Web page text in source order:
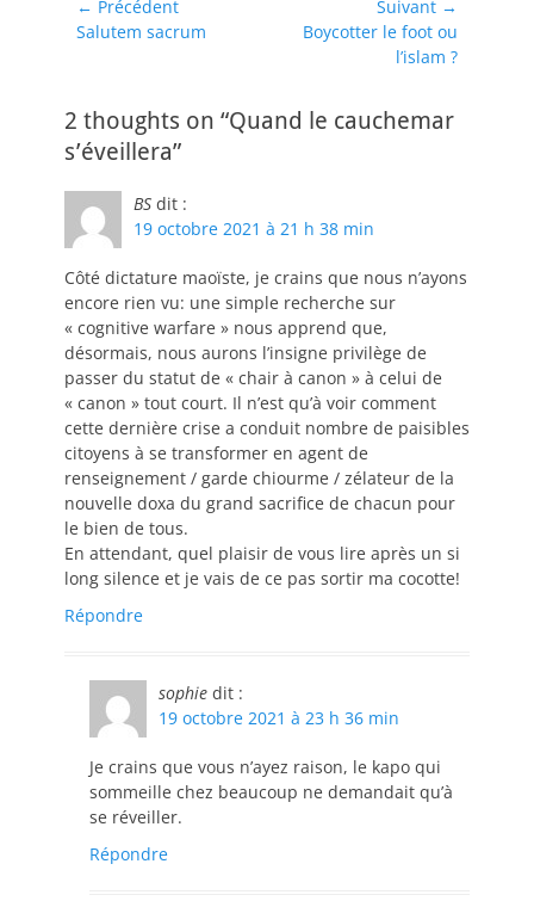
Navigation
de
← Précédent
Article
Salutem sacrum
Suivant →
ArticleBoycotter le foot ou
l’islam ?
2 thoughts on “Quand le cauchemar
s’éveillera”
BS dit :
19 octobre 2021 à 21 h 38 min
Côté dictature maoïste, je crains que nous n’ayons
encore rien vu: une simple recherche sur
« cognitive warfare » nous apprend que,
désormais, nous aurons l’insigne privilège de
passer du statut de « chair à canon » à celui de
« canon » tout court. Il n’est qu’à voir comment
cette dernière crise a conduit nombre de paisibles
citoyens à se transformer en agent de
renseignement / garde chiourme / zélateur de la
nouvelle doxa du grand sacrifice de chacun pour
le bien de tous.
En attendant, quel plaisir de vous lire après un si
long silence et je vais de ce pas sortir ma cocotte!
Répondre
sophie dit :
19 octobre 2021 à 23 h 36 min
Je crains que vous n’ayez raison, le kapo qui
sommeille chez beaucoup ne demandait qu’à
se réveiller.
Répondre